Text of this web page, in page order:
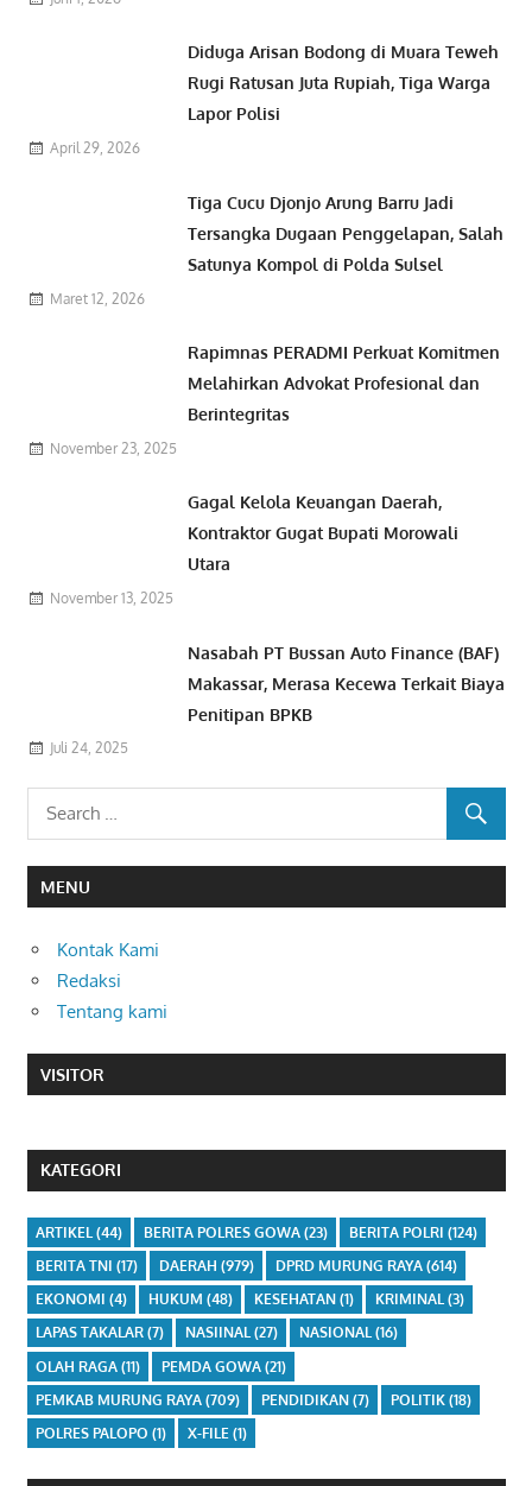
Diduga Arisan Bodong di Muara Teweh
Rugi Ratusan Juta Rupiah, Tiga Warga
Lapor Polisi
April 29, 2026
Tiga Cucu Djonjo Arung Barru Jadi
Tersangka Dugaan Penggelapan, Salah
Satunya Kompol di Polda Sulsel
Maret 12, 2026
Rapimnas PERADMI Perkuat Komitmen
Melahirkan Advokat Profesional dan
Berintegritas
November 23, 2025
Gagal Kelola Keuangan Daerah,
Kontraktor Gugat Bupati Morowali
Utara
November 13, 2025
Nasabah PT Bussan Auto Finance (BAF)
Makassar, Merasa Kecewa Terkait Biaya
Penitipan BPKB
Juli 24, 2025
MENU
Kontak Kami
Redaksi
Tentang kami
VISITOR
KATEGORI
ARTIKEL (44) BERITA POLRES GOWA(23) BERITA POLRI (124)
BERITA TNI (17) DAERAH (979) DPRD MURUNG RAYA(614)
EKONOMI (4) HUKUM (48) KESEHATAN(1) KRIMINAL(3)
LAPAS TAKALAR(7) NASIINAL(27) NASIONAL(16)
OLAH RAGA(11) PEMDA GOWA(21)
PEMKAB MURUNG RAYA(709) PENDIDIKAN(7) POLITIK(18)
POLRES PALOPO (1) X-FILE(1)